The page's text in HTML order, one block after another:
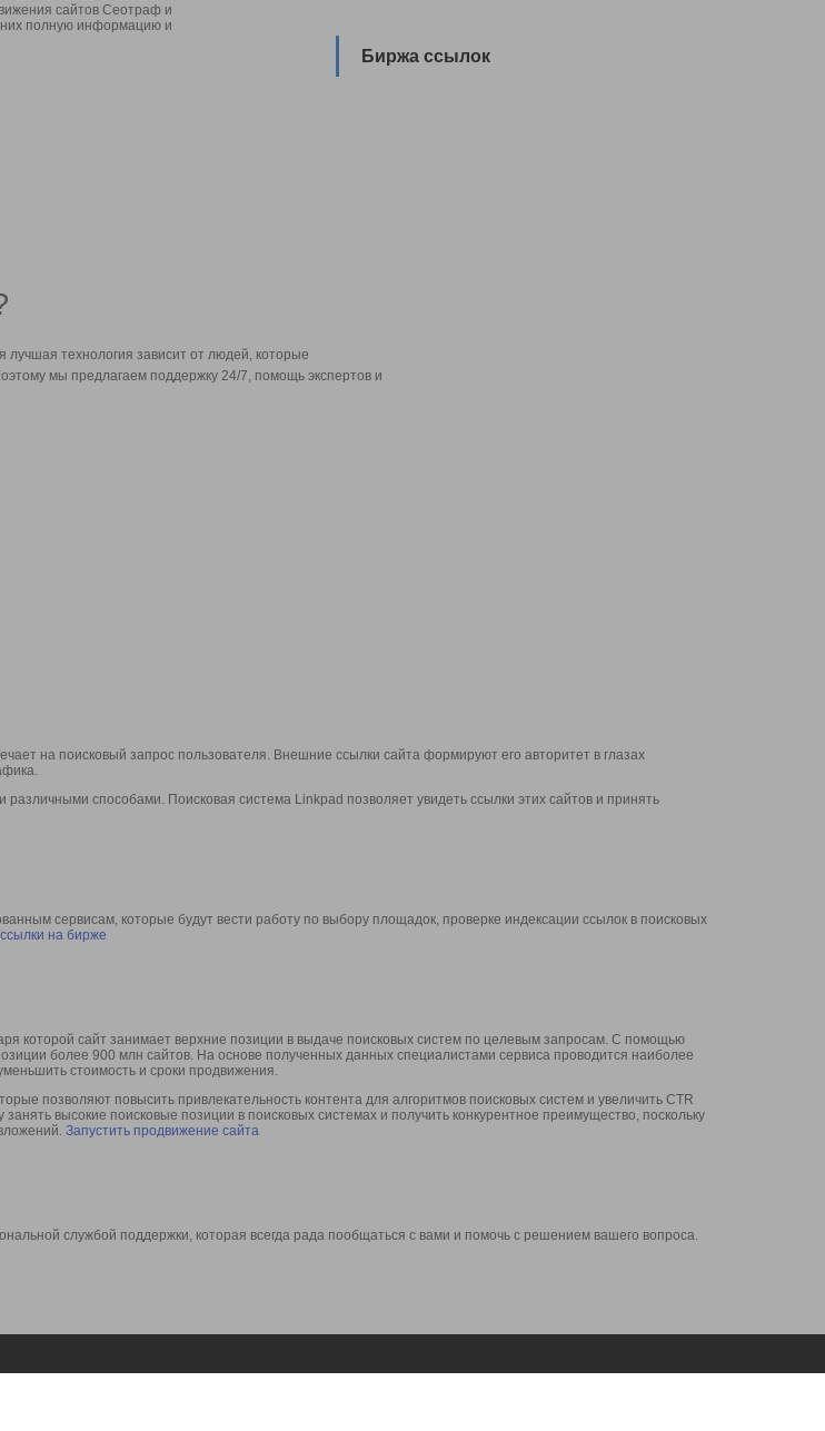
сайтов Сеотраф и
них полную информацию и
Биржа ссылок
лучшая технология зависит от людей, которые
мы предлагаем поддержку 24/7, помощь экспертов и
на поисковый запрос пользователя. Внешние ссылки сайта формируют его авторитет в глазах
способами. Поисковая система Linkpad позволяет увидеть ссылки этих сайтов и принять
сервисам, которые будут вести работу по выбору площадок, проверке индексации ссылок в поисковых
на бирже
которой сайт занимает верхние позиции в выдаче поисковых систем по целевым запросам. С помощью
более 900 млн сайтов. На основе полученных данных специалистами сервиса проводится наиболее
стоимость и сроки продвижения.
позволяют повысить привлекательность контента для алгоритмов поисковых систем и увеличить CTR
высокие поисковые позиции в поисковых системах и получить конкурентное преимущество, поскольку
Запустить продвижение сайта
службой поддержки, которая всегда рада пообщаться с вами и помочь с решением вашего вопроса.